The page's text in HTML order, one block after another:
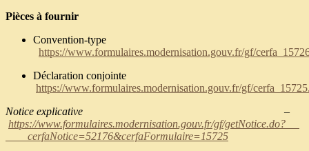
Pièces à fournir
Convention-type
https://www.formulaires.modernisation.gouv.fr/gf/
Déclaration conjointe
https://www.formulaires.modernisation.gouv.fr/gf/
Notice explicative –
https://www.formulaires.modernisation.gouv.fr/gf/getNotice.do?
cerfaNotice=52176&cerfaFormulaire=15725